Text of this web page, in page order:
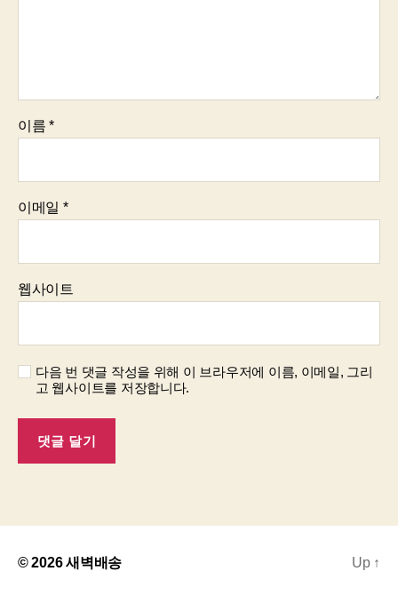
이름*
이메일 *
웹사이트
다음 번 댓글 작성을 위해 이 브라우저에 이름, 이메일, 그리
고 웹사이트를 저장합니다.
© 2026새벽배송 Up ↑